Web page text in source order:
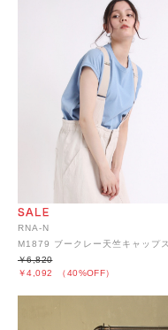
RNA-N
￥4,092 （40%OFF）
￥6,820